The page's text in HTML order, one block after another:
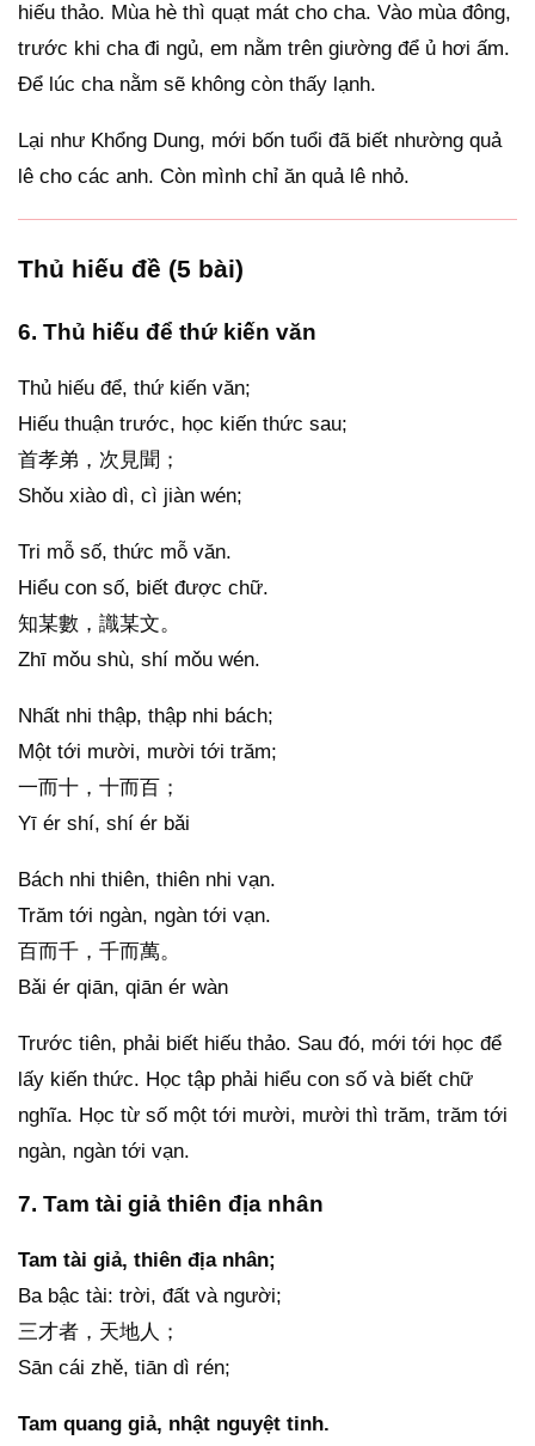
hiếu thảo. Mùa hè thì quạt mát cho cha. Vào mùa đông,
trước khi cha đi ngủ, em nằm trên giường để ủ hơi ấm.
Để lúc cha nằm sẽ không còn thấy lạnh.
Lại như Khổng Dung, mới bốn tuổi đã biết nhường quả
lê cho các anh. Còn mình chỉ ăn quả lê nhỏ.
Thủ hiếu đề (5 bài)
6. Thủ hiếu để thứ kiến văn
Thủ hiếu để, thứ kiến văn;
Hiếu thuận trước, học kiến thức sau;
首孝弟，次見聞；
Shǒu xiào dì, cì jiàn wén;
Tri mỗ số, thức mỗ văn.
Hiểu con số, biết được chữ.
知某數，識某文。
Zhī mǒu shù, shí mǒu wén.
Nhất nhi thập, thập nhi bách;
Một tới mười, mười tới trăm;
一而十，十而百；
Yī ér shí, shí ér bǎi
Bách nhi thiên, thiên nhi vạn.
Trăm tới ngàn, ngàn tới vạn.
百而千，千而萬。
Bǎi ér qiān, qiān ér wàn
Trước tiên, phải biết hiếu thảo. Sau đó, mới tới học để
lấy kiến thức. Học tập phải hiểu con số và biết chữ
nghĩa. Học từ số một tới mười, mười thì trăm, trăm tới
ngàn, ngàn tới vạn.
7. Tam tài giả thiên địa nhân
Tam tài giả, thiên địa nhân;
Ba bậc tài: trời, đất và người;
三才者，天地人；
Sān cái zhě, tiān dì rén;
Tam quang giả, nhật nguyệt tinh.